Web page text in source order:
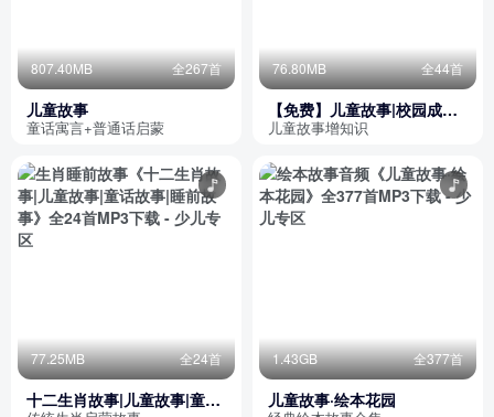
807.40MB 全267首
儿童故事
童话寓言+普通话启蒙
76.80MB 全44首
【免费】儿童故事|校园成长|
品格培养|好听还增知识
儿童故事增知识
77.25MB 全24首
十二生肖故事|儿童故事|童话
1.43GB 全377首
儿童故事·绘本花园